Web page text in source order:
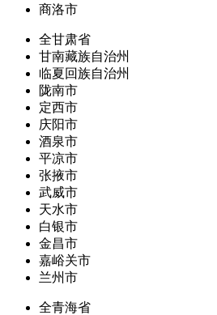
商洛市
全甘肃省
甘南藏族自治州
临夏回族自治州
陇南市
定西市
庆阳市
酒泉市
平凉市
张掖市
武威市
天水市
白银市
金昌市
嘉峪关市
兰州市
全青海省